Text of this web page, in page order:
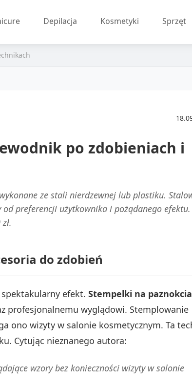
Depilacja Kosmetyki Sprzęt
po zdobieniach i
ze stali nierdzewnej lub plastiku.
preferencji użytkownika i pożądanego efektu.
do zdobień
efekt. Stempelki na
profesjonalnemu wyglądowi. Stemplowanie
ono wizyty w salonie kosmetycznym. Ta
Cytując nieznanego autora:
wzory bez konieczności wizyty w salonie